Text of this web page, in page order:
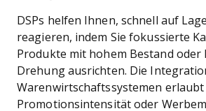
DSPs helfen Ihnen, schnell auf
reagieren, indem Sie fokussierte
Produkte mit hohem Bestand oder
Drehung ausrichten. Die
Warenwirtschaftssystemen erlaubt
Promotionsintensität oder